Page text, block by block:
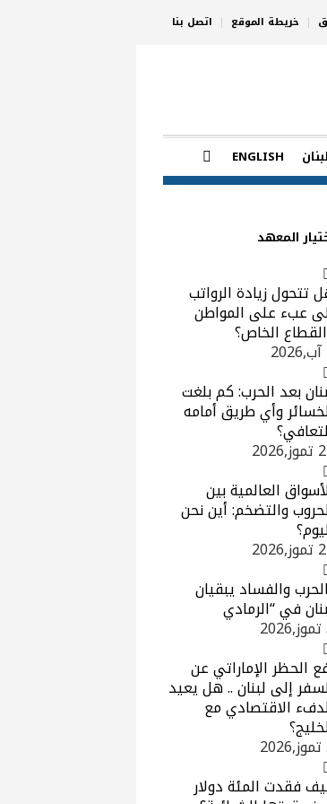
خريطة الموقع اتصل بنا
ENGLISH
المعهد
تتحول زيادة الرواتب
عبء على المواطن
الخاص؟
بعد الحرب: كم بلغت
وأي طريق أمامه
العالمية بين
والتضخم: أين نحن
والفساد يبقيان
في “الرمادي
الحظر الإماراتي عن
إلى لبنان .. هل يعيد
الاقتصادي مع
فقدت المئة دولار